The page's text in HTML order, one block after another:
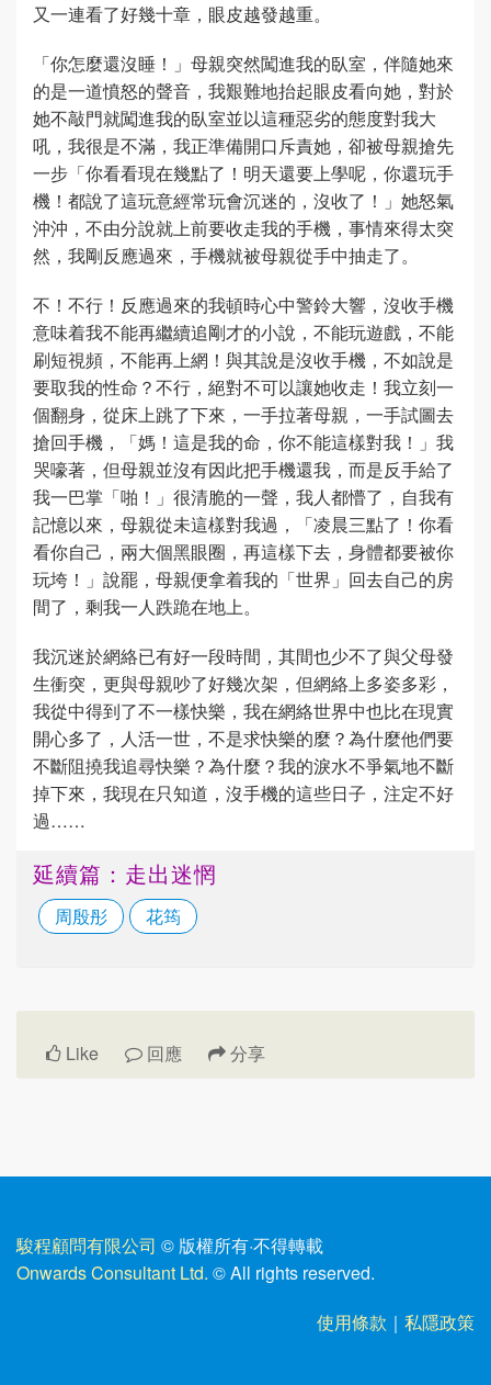
又一連看了好幾十章，眼皮越發越重。
「你怎麼還沒睡！」母親突然闖進我的臥室，伴隨她來
的是一道憤怒的聲音，我艱難地抬起眼皮看向她，對於
她不敲門就闖進我的臥室並以這種惡劣的態度對我大
吼，我很是不滿，我正準備開口斥責她，卻被母親搶先
一步「你看看現在幾點了！明天還要上學呢，你還玩手
機！都說了這玩意經常玩會沉迷的，沒收了！」她怒氣
沖沖，不由分說就上前要收走我的手機，事情來得太突
然，我剛反應過來，手機就被母親從手中抽走了。
不！不行！反應過來的我頓時心中警鈴大響，沒收手機
意味着我不能再繼續追剛才的小說，不能玩遊戲，不能
刷短視頻，不能再上網！與其說是沒收手機，不如說是
要取我的性命？不行，絕對不可以讓她收走！我立刻一
個翻身，從床上跳了下來，一手拉著母親，一手試圖去
搶回手機，「媽！這是我的命，你不能這樣對我！」我
哭嚎著，但母親並沒有因此把手機還我，而是反手給了
我一巴掌「啪！」很清脆的一聲，我人都懵了，自我有
記憶以來，母親從未這樣對我過，「凌晨三點了！你看
看你自己，兩大個黑眼圈，再這樣下去，身體都要被你
玩垮！」說罷，母親便拿着我的「世界」回去自己的房
間了，剩我一人跌跪在地上。
我沉迷於網絡已有好一段時間，其間也少不了與父母發
生衝突，更與母親吵了好幾次架，但網絡上多姿多彩，
我從中得到了不一樣快樂，我在網絡世界中也比在現實
開心多了，人活一世，不是求快樂的麼？為什麼他們要
不斷阻撓我追尋快樂？為什麼？我的淚水不爭氣地不斷
掉下來，我現在只知道，沒手機的這些日子，注定不好
過……
延續篇：走出迷惘
周殷彤 花筠
Like 回應 分享
駿程顧問有限公司 © 版權所有·不得轉載
Onwards Consultant Ltd. © All rights reserved.
使用條款 ｜ 私隱政策